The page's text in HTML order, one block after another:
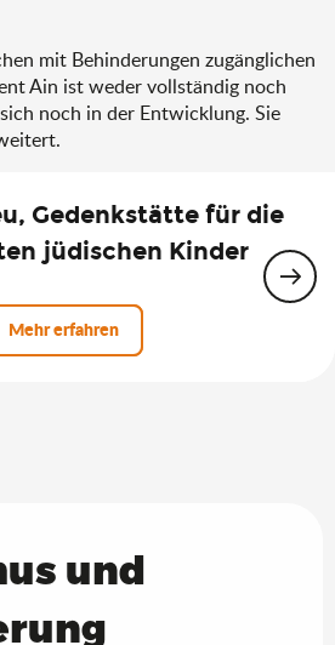
mit Behinderungen zugänglichen
Ain ist weder vollständig noch
noch in der Entwicklung. Sie
Gedenkstätte für die
jüdischen Kinder
Mehr erfahren
und